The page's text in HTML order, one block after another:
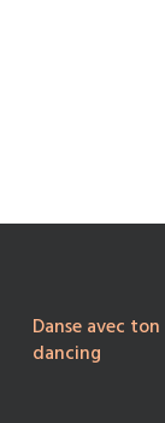
Danse avec
dancing